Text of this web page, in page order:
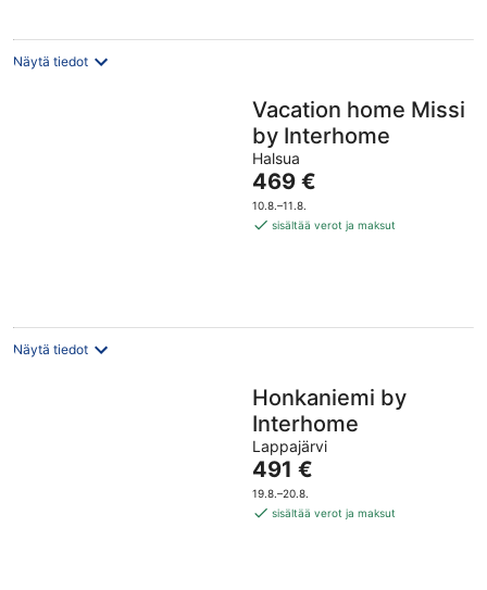
Näytä tiedot
Vacation home Missi
by Interhome
Halsua
Hinta
on
469 €
469 €
10.8.–11.8.
sisältää verot ja maksut
Näytä tiedot
Honkaniemi by
Interhome
Lappajärvi
Hinta
on
491 €
491 €
19.8.–20.8.
sisältää verot ja maksut